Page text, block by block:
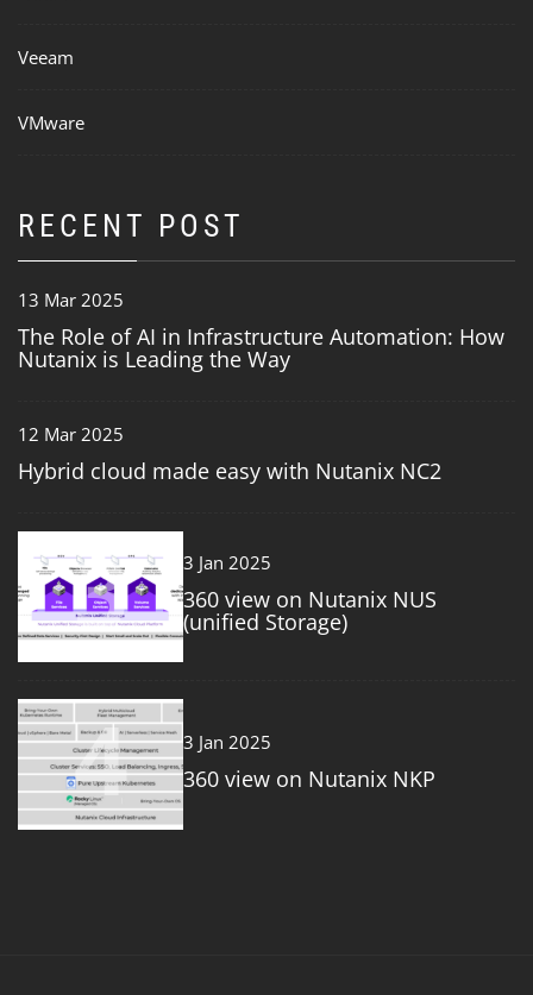
Veeam
VMware
RECENT POST
13 Mar 2025
The Role of AI in Infrastructure Automation: How
Nutanix is Leading the Way
12 Mar 2025
Hybrid cloud made easy with Nutanix NC2
3 3 Jan 2025
360 view on Nutanix NUS
(unified Storage)
4 3 Jan 2025
360 view on Nutanix NKP